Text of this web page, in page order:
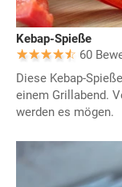
Kebap-Spieße
60
Diese Kebap-
einem Grillabend.
werden es mögen.